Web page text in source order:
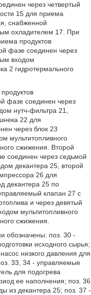
через четвертый
15 для приема
снабженной
охладителем 17. При
продуктов
фазе соединен через
входом
2 гидротермального
фазе соединен через
нутч-фильтра 21,
22 для
через блок 23
мультитопливного
сжижения. Второй
соединен через седьмой
декантера 25, второй
26 для
декантера 25 по
клапан 27 с
и через девятый
мультитопливного
сжижения.
обозначены: поз. 30 -
исходного сырья;
низкого давления для
33, 34 - управляемые
для подогрева
ее наполнения; поз. 36
из декантера 25; поз. 37 -